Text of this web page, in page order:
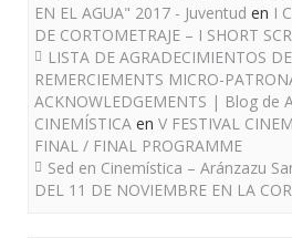
EN EL AGUA" 2017 - Juventud en I
DE CORTOMETRAJE – I SHORT
LISTA DE AGRADECIMIENTOS
REMERCIEMENTS MICRO-
ACKNOWLEDGEMENTS | Blog de
CINEMÍSTICA en V FESTIVAL
FINAL / FINAL PROGRAMME
Sed en Cinemística – Aránzazu
DEL 11 DE NOVIEMBRE EN LA